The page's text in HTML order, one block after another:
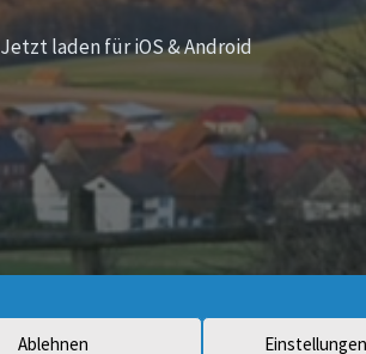
Ablehnen
Jetzt laden für iOS & Android